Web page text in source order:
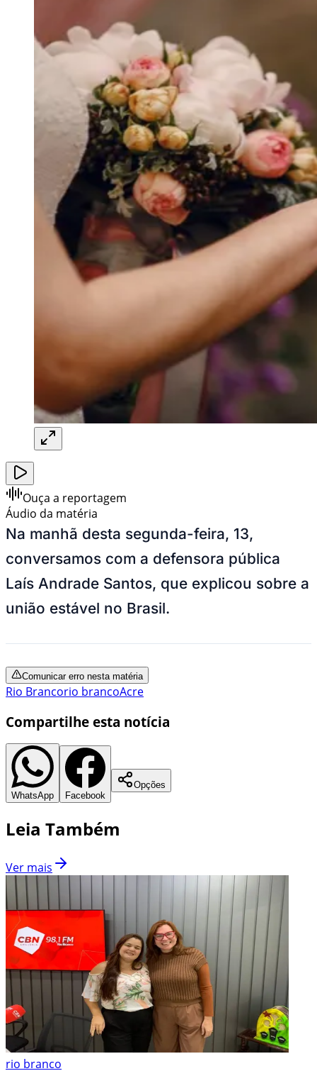
Ouça a reportagem
Áudio da matéria
Na manhã desta segunda-feira, 13,
conversamos com a defensora pública
Laís Andrade Santos, que explicou sobre a
união estável no Brasil.
Comunicar erro nesta matéria
Rio Brancorio brancoAcre
Compartilhe esta notícia
WhatsApp Facebook
Opções
Leia Também
Ver mais
rio branco